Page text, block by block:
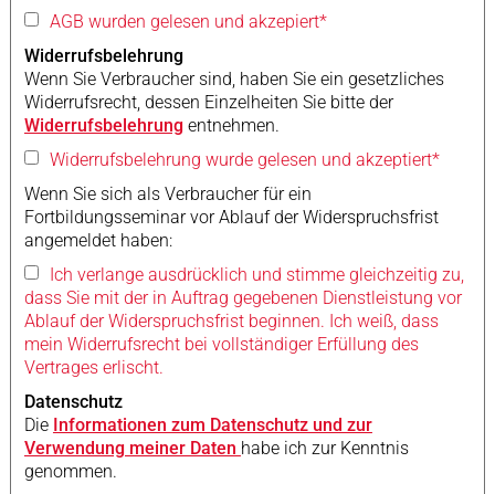
AGB wurden gelesen und akzepiert*
Widerrufsbelehrung
Wenn Sie Verbraucher sind, haben Sie ein gesetzliches
Widerrufsrecht, dessen Einzelheiten Sie bitte der
Widerrufsbelehrung entnehmen.
Widerrufsbelehrung wurde gelesen und akzeptiert*
Wenn Sie sich als Verbraucher für ein
Fortbildungsseminar vor Ablauf der Widerspruchsfrist
angemeldet haben:
Ich verlange ausdrücklich und stimme gleichzeitig zu,
dass Sie mit der in Auftrag gegebenen Dienstleistung vor
Ablauf der Widerspruchsfrist beginnen. Ich weiß, dass
mein Widerrufsrecht bei vollständiger Erfüllung des
Vertrages erlischt.
Datenschutz
Die Informationen zum Datenschutz und zur
Verwendung meiner Daten habe ich zur Kenntnis
genommen.